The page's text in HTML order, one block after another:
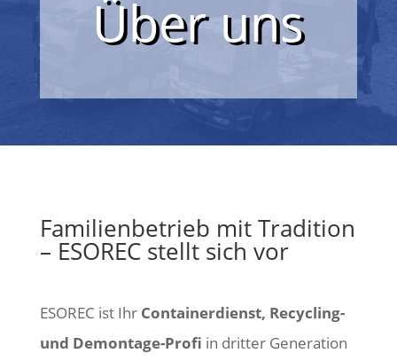
Über uns
Familienbetrieb mit Tradition
– ESOREC stellt sich vor
ESOREC ist Ihr Containerdienst, Recycling-
und Demontage-Profi in dritter Generation